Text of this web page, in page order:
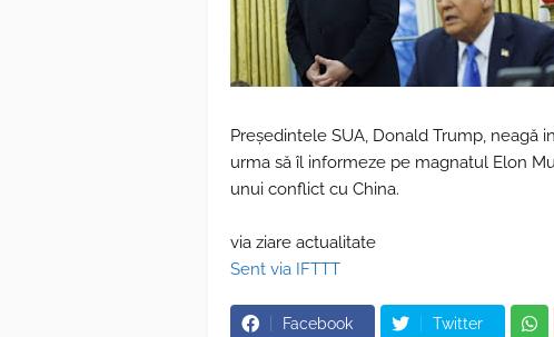
Președintele SUA, Donald Trump, neagă
urma să îl informeze pe magnatul Elon
unui conflict cu China.
via ziare actualitate
Sent via IFTTT
Facebook Twitter